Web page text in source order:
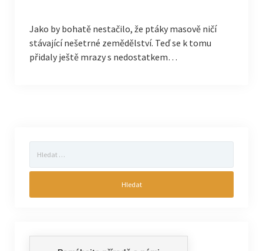
Jako by bohatě nestačilo, že ptáky masově ničí
stávající nešetrné zemědělství. Teď se k tomu
přidaly ještě mrazy s nedostatkem…